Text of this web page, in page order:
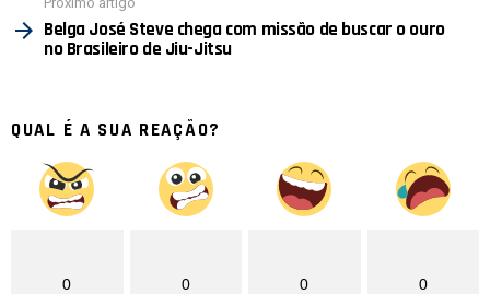
Belga José Steve chega com missão de buscar o ouro
no Brasileiro de Jiu-Jitsu
QUAL É A SUA REAÇÃO?
0 0 0 0